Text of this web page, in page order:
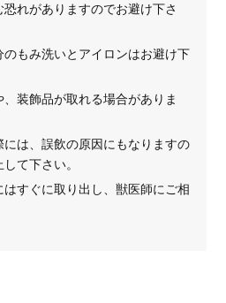
れがありますのでお避け下さ
もみ洗いとアイロンはお避け下
装飾品が取れる場合がありま
は、誤飲の原因にもなりますの
て下さい。
すぐに取り出し、獣医師にご相